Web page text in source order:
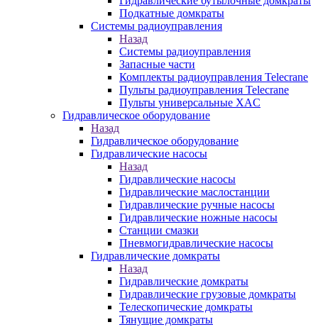
Подкатные домкраты
Системы радиоуправления
Назад
Системы радиоуправления
Запасные части
Комплекты радиоуправления Telecrane
Пульты радиоуправления Telecrane
Пульты универсальные XAC
Гидравлическое оборудование
Назад
Гидравлическое оборудование
Гидравлические насосы
Назад
Гидравлические насосы
Гидравлические маслостанции
Гидравлические ручные насосы
Гидравлические ножные насосы
Станции смазки
Пневмогидравлические насосы
Гидравлические домкраты
Назад
Гидравлические домкраты
Гидравлические грузовые домкраты
Телескопические домкраты
Тянущие домкраты